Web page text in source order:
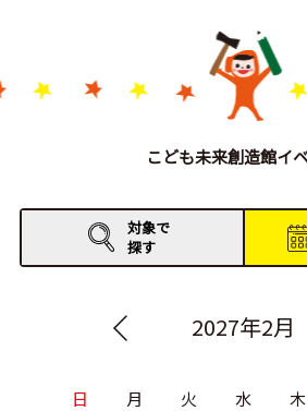
Gがくえん
お知らせ
イベントレポート
こども未来創造館イ
対象で
探す
2027年2月
日 月 火 水 木